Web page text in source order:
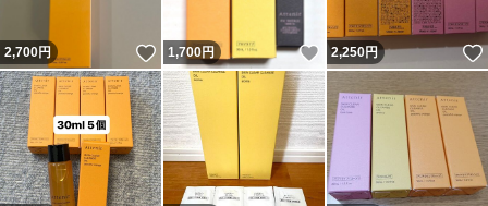
2,700円 いいね！
1,700円 いいね！
2,250円